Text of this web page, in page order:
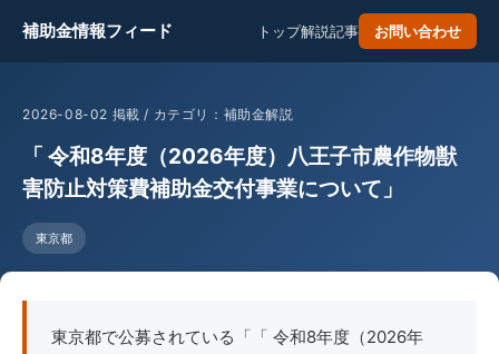
補助金情報フィード トップ解説記事 お問い合わせ
2026-08-02 掲載 / カテゴリ：補助金解説
「 令和8年度（2026年度）八王子市農作物獣
害防止対策費補助金交付事業について」
東京都
東京都で公募されている「「 令和8年度（2026年